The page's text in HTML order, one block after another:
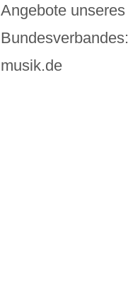
Angebote unseres
Bundesverbandes:
musik.de